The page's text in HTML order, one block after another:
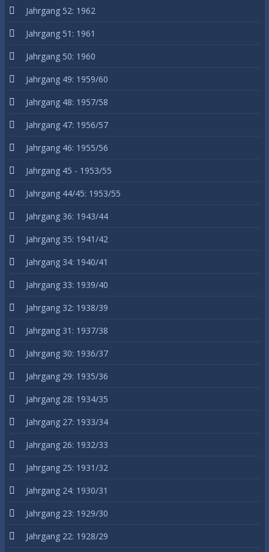
Jahrgang 52: 1962
Jahrgang 51: 1961
Jahrgang 50: 1960
Jahrgang 49: 1959/60
Jahrgang 48: 1957/58
Jahrgang 47: 1956/57
Jahrgang 46: 1955/56
Jahrgang 45 - 1953/55
Jahrgang 44/45: 1953/55
Jahrgang 36: 1943/44
Jahrgang 35: 1941/42
Jahrgang 34: 1940/41
Jahrgang 33: 1939/40
Jahrgang 32: 1938/39
Jahrgang 31: 1937/38
Jahrgang 30: 1936/37
Jahrgang 29: 1935/36
Jahrgang 28: 1934/35
Jahrgang 27: 1933/34
Jahrgang 26: 1932/33
Jahrgang 25: 1931/32
Jahrgang 24: 1930/31
Jahrgang 23: 1929/30
Jahrgang 22: 1928/29